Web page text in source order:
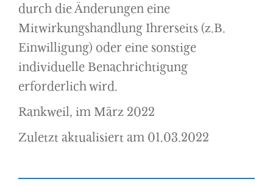
durch die Änderungen eine
Mitwirkungshandlung Ihrerseits (z.B.
Einwilligung) oder eine sonstige
individuelle Benachrichtigung
erforderlich wird.
Rankweil, im März 2022
Zuletzt aktualisiert am 01.03.2022